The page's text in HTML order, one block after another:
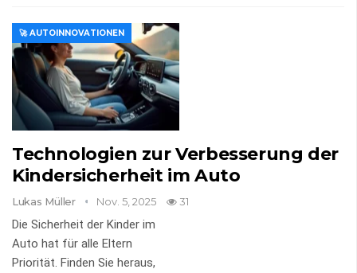
🚀 AUTOINNOVATIONEN
Technologien zur Verbesserung der
Kindersicherheit im Auto
Lukas Müller Nov. 5, 2025 31
Die Sicherheit der Kinder im
Auto hat für alle Eltern
Priorität. Finden Sie heraus,